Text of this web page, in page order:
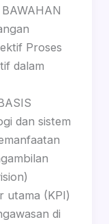
Proses
dalam
dan sistem
utama (KPI)
di